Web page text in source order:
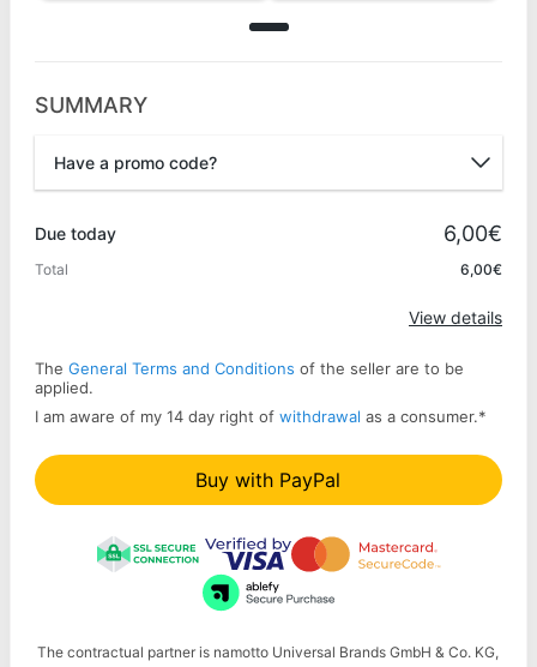
SUMMARY
Have a promo code?
Due today 6,00€
Total 6,00€
View details
The General Terms and Conditions of the seller are to be
applied.
I am aware of my 14 day right of withdrawal as a consumer.*
Buy with PayPal
The contractual partner is namotto Universal Brands GmbH & Co. KG,